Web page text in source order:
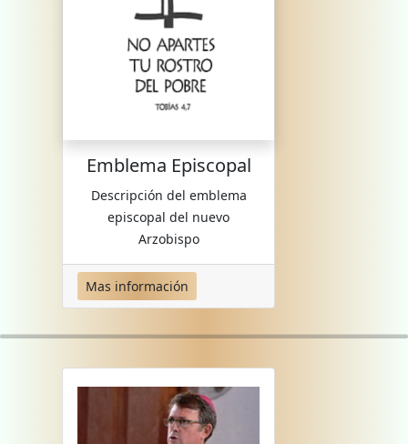
Emblema Episcopal
Descripción del emblema
episcopal del nuevo
Arzobispo
Mas información